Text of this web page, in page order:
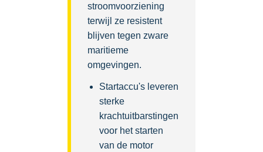
stroomvoorziening
terwijl ze resistent
blijven tegen zware
maritieme
omgevingen.
Startaccu's leveren
sterke
krachtuitbarstingen
voor het starten
van de motor